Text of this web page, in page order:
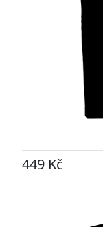
449 Kč